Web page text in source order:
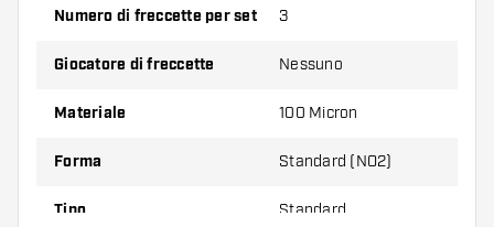
spessore diverso di alette per scoprire quale
Numero di freccette per set 3
Giocatore di freccette Nessuno
Materiale 100 Micron
Forma Standard (NO2)
Tipo Standard